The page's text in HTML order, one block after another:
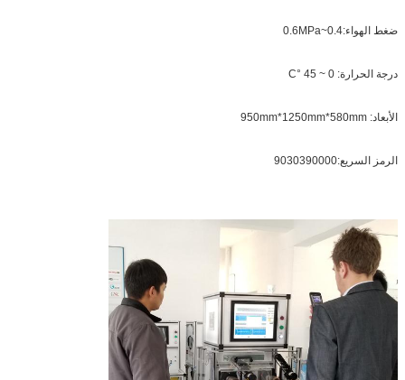
ضغط الهواء:0.4~0.6MPa
درجة الحرارة: 0 ~ 45 °C
الأبعاد: 950mm*1250mm*580mm
الرمز السريع:9030390000